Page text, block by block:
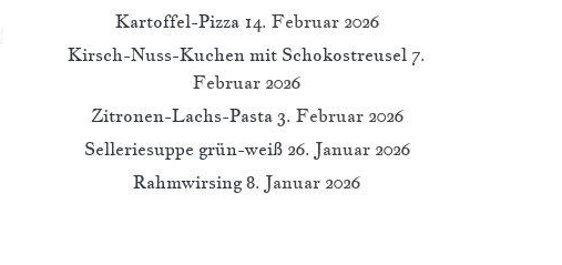
Kartoffel-Pizza 14. Februar 2026
Kirsch-Nuss-Kuchen mit Schokostreusel 7.
Februar 2026
Zitronen-Lachs-Pasta 3. Februar 2026
Selleriesuppe grün-weiß 26. Januar 2026
Rahmwirsing 8. Januar 2026